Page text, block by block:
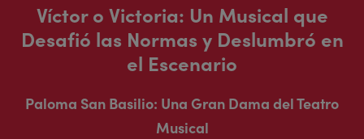
Víctor o Victoria: Un Musical que
Desafió las Normas y Deslumbró en
el Escenario
Paloma San Basilio: Una Gran Dama del Teatro
Musical